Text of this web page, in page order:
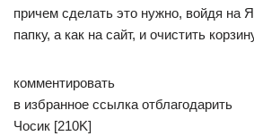
причем сделать это нужно, войдя на
папку, а как на сайт, и очистить
комментировать
в избранное ссылка отблагодарить
Чосик [210K]